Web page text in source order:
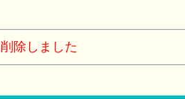
除しました